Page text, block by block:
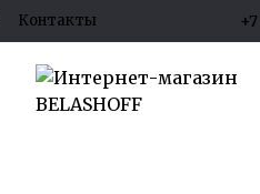
Контакты